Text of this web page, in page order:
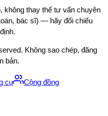
không thay thế tư vấn chuyên
bác sĩ) — hãy đối chiếu
Không sao chép, đăng
bản.
cụ Cộng đồng